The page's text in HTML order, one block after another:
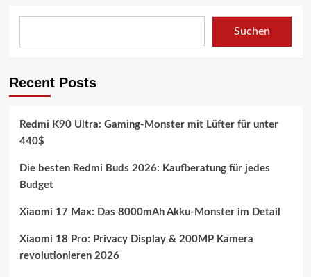
Suchen
Recent Posts
Redmi K90 Ultra: Gaming-Monster mit Lüfter für unter
440$
Die besten Redmi Buds 2026: Kaufberatung für jedes
Budget
Xiaomi 17 Max: Das 8000mAh Akku-Monster im Detail
Xiaomi 18 Pro: Privacy Display & 200MP Kamera
revolutionieren 2026